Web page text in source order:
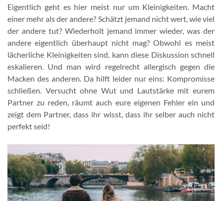
Eigentlich geht es hier meist nur um Kleinigkeiten. Macht
einer mehr als der andere? Schätzt jemand nicht wert, wie viel
der andere tut? Wiederholt jemand immer wieder, was der
andere eigentlich überhaupt nicht mag? Obwohl es meist
lächerliche Kleinigkeiten sind, kann diese Diskussion schnell
eskalieren. Und man wird regelrecht allergisch gegen die
Macken des anderen. Da hilft leider nur eins: Kompromisse
schließen. Versucht ohne Wut und Lautstärke mit eurem
Partner zu reden, räumt auch eure eigenen Fehler ein und
zeigt dem Partner, dass ihr wisst, dass ihr selber auch nicht
perfekt seid!